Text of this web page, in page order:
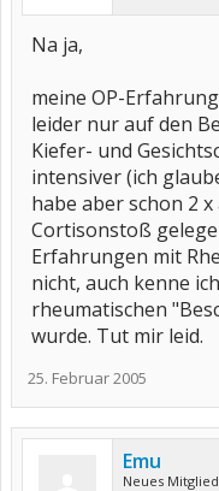
Na ja,
meine OP-
leider nur auf den
Kiefer- und
intensiver (ich
habe aber schon 2
Cortisonstoß
Erfahrungen mit
nicht, auch kenne
rheumatischen
wurde. Tut mir leid.
25. Februar 2005
Emu
Neues Mitglied